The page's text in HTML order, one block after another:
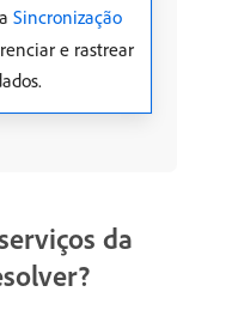
Sincronização
e rastrear
da